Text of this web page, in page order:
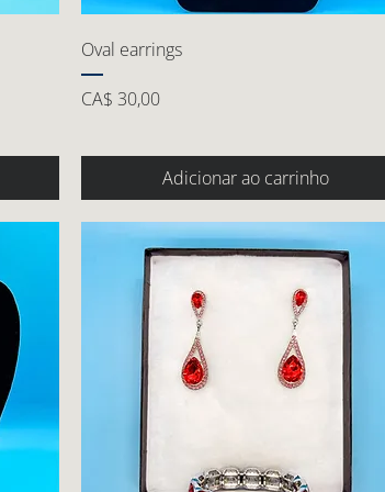
Oval earrings
Preço
CA$ 30,00
Adicionar ao carrinho